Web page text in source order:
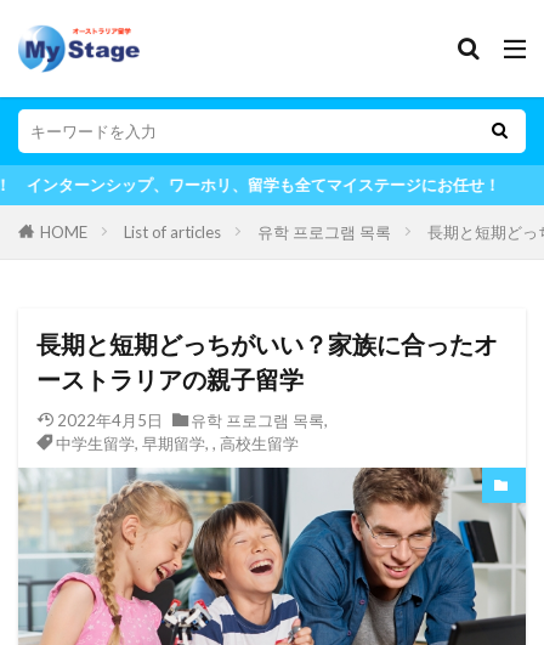
ホリ、留学も全てマイステージにお任せ！
HOME List of articles 유학 프로그램 목록 長期と短期どっ
長期と短期どっちがいい？家族に合ったオ
ーストラリアの親子留学
2022年4月5日 유학 프로그램 목록,
中学生留学, 早期留学, , 高校生留学